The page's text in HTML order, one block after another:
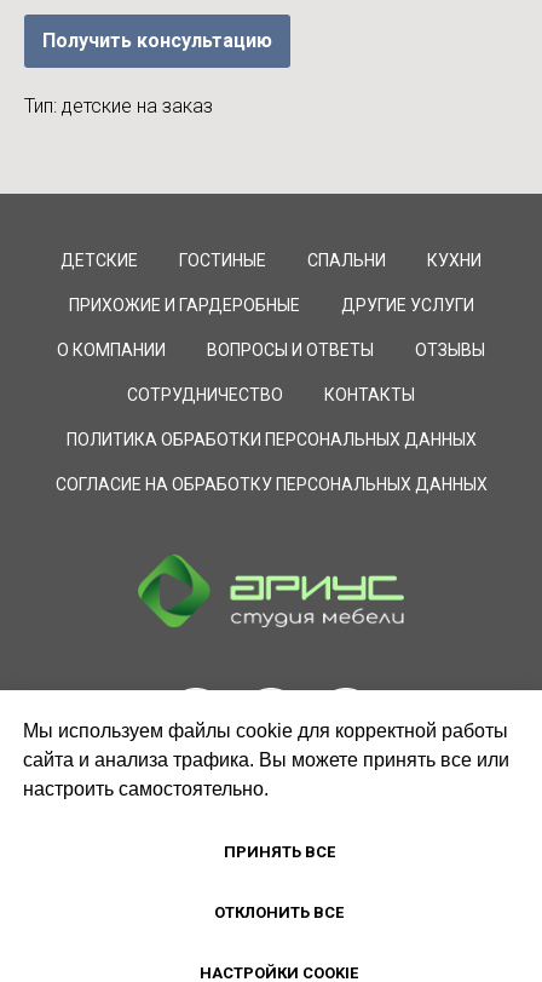
Получить консультацию
Тип: детские на заказ
ДЕТСКИЕ ГОСТИНЫЕ СПАЛЬНИ КУХНИ
ПРИХОЖИЕ И ГАРДЕРОБНЫЕ ДРУГИЕ УСЛУГИ
О КОМПАНИИ ВОПРОСЫ И ОТВЕТЫ ОТЗЫВЫ
СОТРУДНИЧЕСТВО КОНТАКТЫ
ПОЛИТИКА ОБРАБОТКИ ПЕРСОНАЛЬНЫХ ДАННЫХ
СОГЛАСИЕ НА ОБРАБОТКУ ПЕРСОНАЛЬНЫХ ДАННЫХ
Мы используем файлы cookie для корректной работы
сайта и анализа трафика. Вы можете принять все или
настроить самостоятельно.
ПРИНЯТЬ ВСЕ
ОТКЛОНИТЬ ВСЕ
НАСТРОЙКИ COOKIE